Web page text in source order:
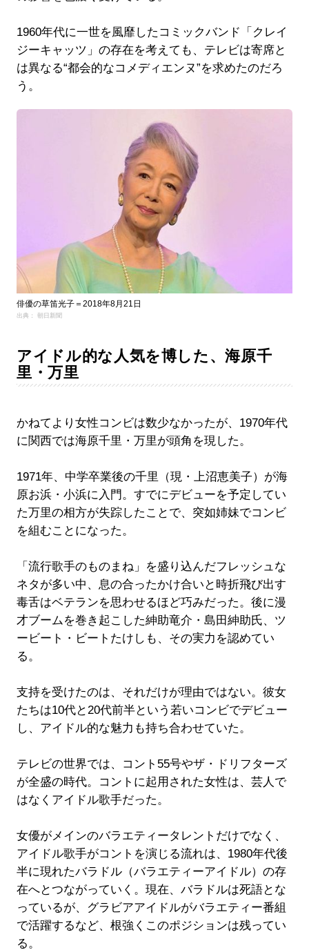
1960年代に一世を風靡したコミックバンド「クレイ
ジーキャッツ」の存在を考えても、テレビは寄席と
は異なる“都会的なコメディエンヌ”を求めたのだろ
う。
俳優の草笛光子＝2018年8月21日
出典： 朝日新聞
アイドル的な人気を博した、海原千
里・万里
かねてより女性コンビは数少なかったが、1970年代
に関西では海原千里・万里が頭角を現した。
1971年、中学卒業後の千里（現・上沼恵美子）が海
原お浜・小浜に入門。すでにデビューを予定してい
た万里の相方が失踪したことで、突如姉妹でコンビ
を組むことになった。
「流行歌手のものまね」を盛り込んだフレッシュな
ネタが多い中、息の合ったかけ合いと時折飛び出す
毒舌はベテランを思わせるほど巧みだった。後に漫
才ブームを巻き起こした紳助竜介・島田紳助氏、ツ
ービート・ビートたけしも、その実力を認めてい
る。
支持を受けたのは、それだけが理由ではない。彼女
たちは10代と20代前半という若いコンビでデビュー
し、アイドル的な魅力も持ち合わせていた。
テレビの世界では、コント55号やザ・ドリフターズ
が全盛の時代。コントに起用された女性は、芸人で
はなくアイドル歌手だった。
女優がメインのバラエティータレントだけでなく、
アイドル歌手がコントを演じる流れは、1980年代後
半に現れたバラドル（バラエティーアイドル）の存
在へとつながっていく。現在、バラドルは死語とな
っているが、グラビアアイドルがバラエティー番組
で活躍するなど、根強くこのポジションは残ってい
る。